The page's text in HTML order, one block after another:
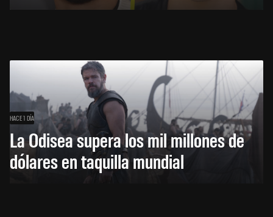
HACE 1 DÍA
La Odisea supera los mil millones de
dólares en taquilla mundial